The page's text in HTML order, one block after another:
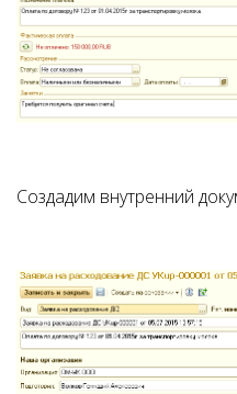
Создадим внутренний